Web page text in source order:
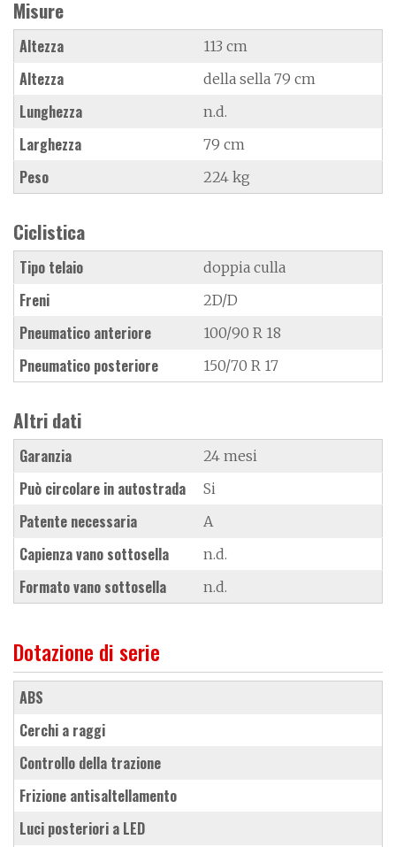
Misure
Altezza 113 cm
Altezza della sella 79 cm
Lunghezza n.d.
Larghezza 79 cm
Peso 224 kg
Ciclistica
Tipo telaio doppia culla
Freni 2D/D
Pneumatico anteriore 100/90 R 18
Pneumatico posteriore 150/70 R 17
Altri dati
Garanzia 24 mesi
Può circolare in autostrada Si
Patente necessaria A
Capienza vano sottosella n.d.
Formato vano sottosella n.d.
Dotazione di serie
ABS
cerchi a raggi
controllo della trazione
frizione antisaltellamento
luci posteriori a LED